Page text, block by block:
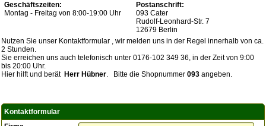
Geschäftszeiten:
Montag - Freitag von 8:00-19:00 Uhr
Postanschrift:
093 Cater
Rudolf-Leonhard-Str. 7
12679 Berlin
Nutzen Sie unser Kontaktformular , wir melden uns in der Regel innerhalb von ca.
2 Stunden.
Sie erreichen uns auch telefonisch unter 0176-102 349 36, in der Zeit von 9:00
bis 20:00 Uhr.
Hier hilft und berät Herr Hübner. Bitte die Shopnummer 093 angeben.
Kontaktformular